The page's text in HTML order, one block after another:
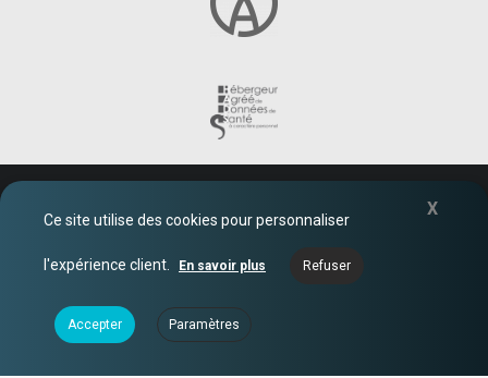
POLITIQUE DE CONFIDENTIALITÉ
X
Ce site utilise des cookies pour personnaliser
l'expérience client. En savoir plus Refuser
Accepter Paramètres